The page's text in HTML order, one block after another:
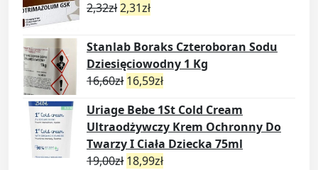
2,32zł2,31zł
Stanlab Boraks Czteroboran Sodu
Dziesięciowodny 1 Kg
16,60zł 16,59zł
Uriage Bebe 1St Cold Cream
Ultraodżywczy Krem Ochronny Do
Twarzy I Ciała Dziecka 75ml
19,00zł 18,99zł